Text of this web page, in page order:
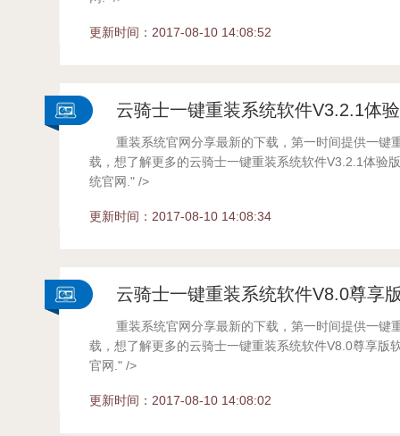
更新时间：2017-08-10 14:08:52
云骑士一键重装系统软件V3.2.1体
重装系统官网分享最新的下载，第一时间提供一键
载，想了解更多的云骑士一键重装系统软件V3.2.1体验
统官网." />
更新时间：2017-08-10 14:08:34
云骑士一键重装系统软件V8.0尊享
重装系统官网分享最新的下载，第一时间提供一键
载，想了解更多的云骑士一键重装系统软件V8.0尊享版
官网." />
更新时间：2017-08-10 14:08:02